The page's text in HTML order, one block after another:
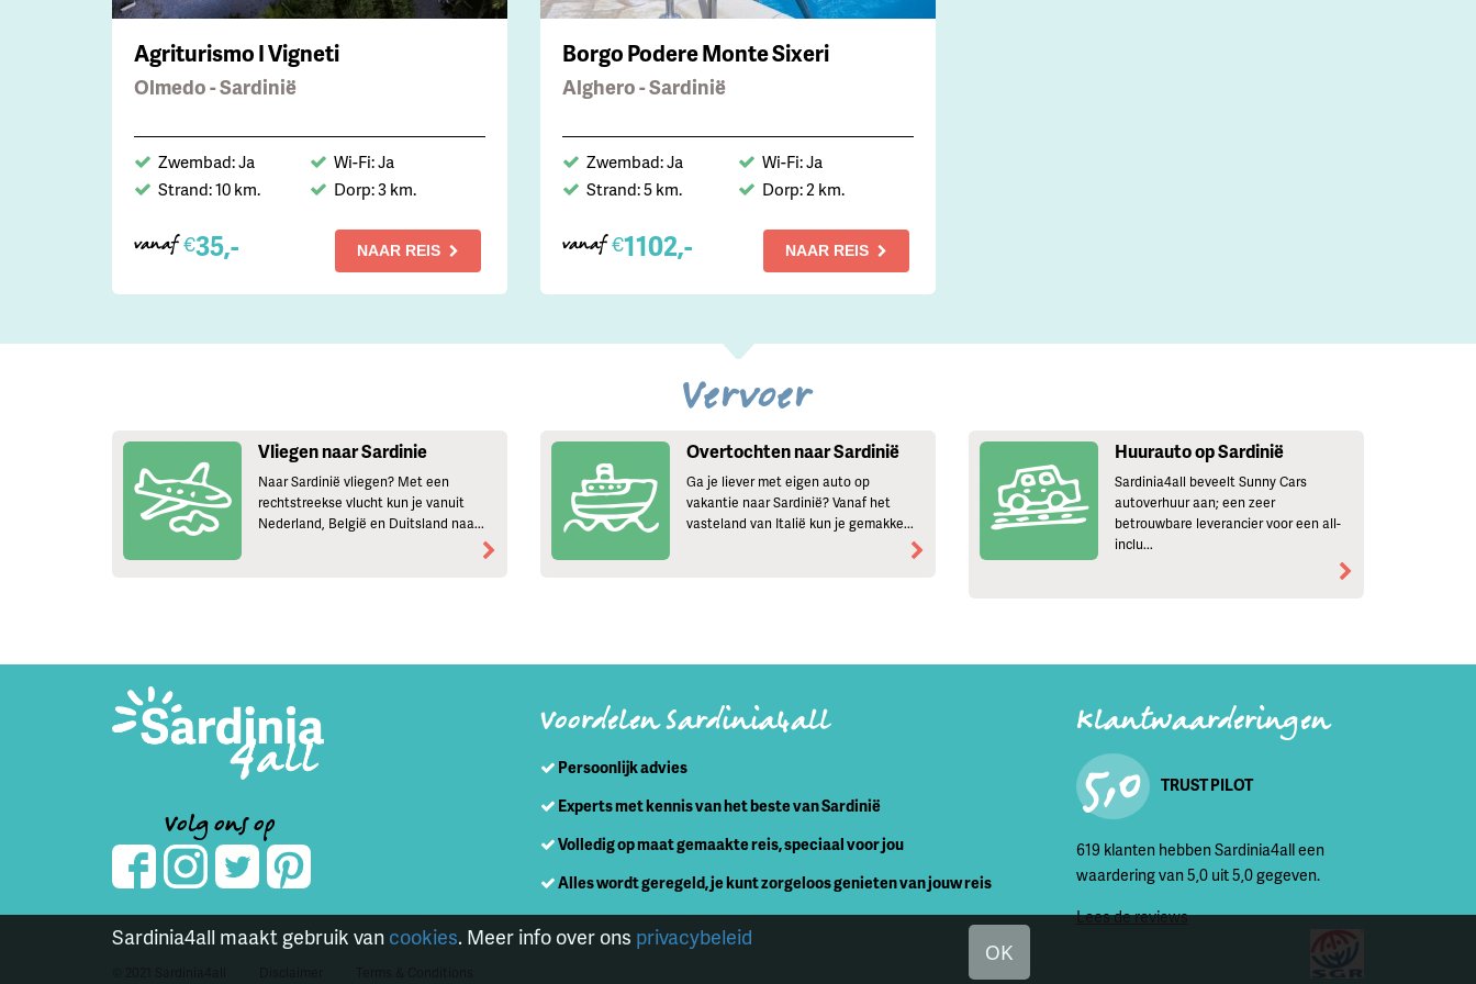
Agriturismo I Vigneti
Olmedo - Sardinië
Zwembad: Ja
Wi-Fi: Ja
Strand: 10 km.
Dorp: 3 km.
vanaf €35,- NAAR REIS
Borgo Podere Monte Sixeri
Alghero - Sardinië
Zwembad: Ja
Wi-Fi: Ja
Strand: 5 km.
Dorp: 2 km.
vanaf €1102,- NAAR REIS
Vervoer
Vliegen naar Sardinie
Naar Sardinië vliegen? Met een
rechtstreekse vlucht kun je vanuit
Nederland, België en Duitsland naa...
Overtochten naar Sardinië
Ga je liever met eigen auto op
vakantie naar Sardinië? Vanaf het
vasteland van Italië kun je gemakke...
Huurauto op Sardinië
Sardinia4all beveelt Sunny Cars
autoverhuur aan; een zeer
betrouwbare leverancier voor een all-
inclu...
Volg ons op
Klantwaarderingen
5,0 TRUST PILOT
619 klanten hebben Sardinia4all een
waardering van 5,0 uit 5,0 gegeven.
Lees de reviews
Voordelen Sardinia4all
Persoonlijk advies
Experts met kennis van het beste van Sardinië
Volledig op maat gemaakte reis, speciaal voor jou
Alles wordt geregeld, je kunt zorgeloos genieten van jouw reis
Sardinia4all maakt gebruik van cookies. Meer info over ons privacybeleid
OK